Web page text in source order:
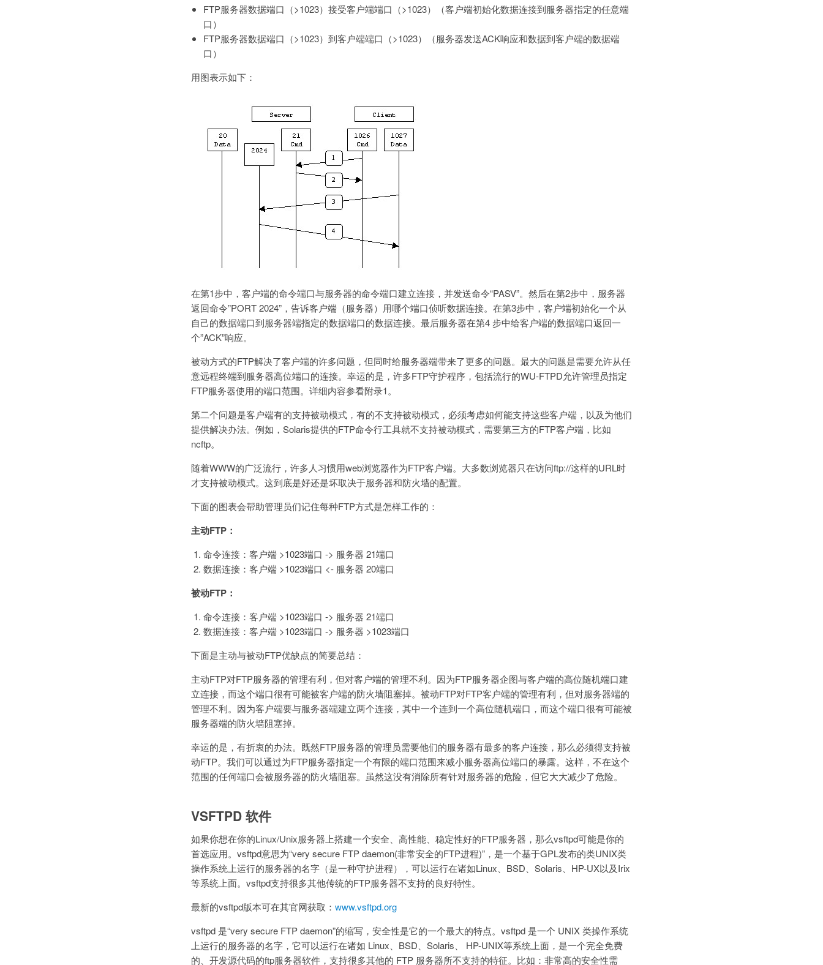
FTP服务器数据端口（>1023）接受客户端端口（>1023）（客户端初始化数据连接到服务器指定的任意端
口）
FTP服务器数据端口（>1023）到客户端端口（>1023）（服务器发送ACK响应和数据到客户端的数据端
口）
用图表示如下：
在第1步中，客户端的命令端口与服务器的命令端口建立连接，并发送命令“PASV”。然后在第2步中，服务器
返回命令”PORT 2024”，告诉客户端（服务器）用哪个端口侦听数据连接。在第3步中，客户端初始化一个从
自己的数据端口到服务器端指定的数据端口的数据连接。最后服务器在第4 步中给客户端的数据端口返回一
个”ACK”响应。
被动方式的FTP解决了客户端的许多问题，但同时给服务器端带来了更多的问题。最大的问题是需要允许从任
意远程终端到服务器高位端口的连接。幸运的是，许多FTP守护程序，包括流行的WU-FTPD允许管理员指定
FTP服务器使用的端口范围。详细内容参看附录1。
第二个问题是客户端有的支持被动模式，有的不支持被动模式，必须考虑如何能支持这些客户端，以及为他们
提供解决办法。例如，Solaris提供的FTP命令行工具就不支持被动模式，需要第三方的FTP客户端，比如
ncftp。
随着WWW的广泛流行，许多人习惯用web浏览器作为FTP客户端。大多数浏览器只在访问ftp://这样的URL时
才支持被动模式。这到底是好还是坏取决于服务器和防火墙的配置。
下面的图表会帮助管理员们记住每种FTP方式是怎样工作的：
主动FTP：
命令连接：客户端 >1023端口 -> 服务器 21端口
数据连接：客户端 >1023端口 <- 服务器 20端口
被动FTP：
命令连接：客户端 >1023端口 -> 服务器 21端口
数据连接：客户端 >1023端口 -> 服务器 >1023端口
下面是主动与被动FTP优缺点的简要总结：
主动FTP对FTP服务器的管理有利，但对客户端的管理不利。因为FTP服务器企图与客户端的高位随机端口建
立连接，而这个端口很有可能被客户端的防火墙阻塞掉。被动FTP对FTP客户端的管理有利，但对服务器端的
管理不利。因为客户端要与服务器端建立两个连接，其中一个连到一个高位随机端口，而这个端口很有可能被
服务器端的防火墙阻塞掉。
幸运的是，有折衷的办法。既然FTP服务器的管理员需要他们的服务器有最多的客户连接，那么必须得支持被
动FTP。我们可以通过为FTP服务器指定一个有限的端口范围来减小服务器高位端口的暴露。这样，不在这个
范围的任何端口会被服务器的防火墙阻塞。虽然这没有消除所有针对服务器的危险，但它大大减少了危险。
VSFTPD 软件
如果你想在你的Linux/Unix服务器上搭建一个安全、高性能、稳定性好的FTP服务器，那么vsftpd可能是你的
首选应用。vsftpd意思为“very secure FTP daemon(非常安全的FTP进程)”，是一个基于GPL发布的类UNIX类
操作系统上运行的服务器的名字（是一种守护进程），可以运行在诸如Linux、BSD、Solaris、HP-UX以及Irix
等系统上面。vsftpd支持很多其他传统的FTP服务器不支持的良好特性。
最新的vsftpd版本可在其官网获取： www.vsftpd.org
vsftpd 是“very secure FTP daemon”的缩写，安全性是它的一个最大的特点。vsftpd 是一个 UNIX 类操作系统
上运行的服务器的名字，它可以运行在诸如 Linux、BSD、Solaris、 HP-UNIX等系统上面，是一个完全免费
的、开发源代码的ftp服务器软件，支持很多其他的 FTP 服务器所不支持的特征。比如：非常高的安全性需